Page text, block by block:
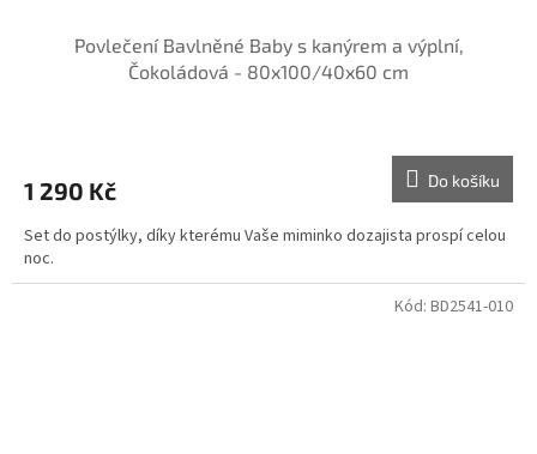
Povlečení Bavlněné Baby s kanýrem a výplní,
Čokoládová - 80x100/40x60 cm
1 290 Kč Do košíku
Set do postýlky, díky kterému Vaše miminko dozajista prospí celou
noc.
Kód: BD2541-010